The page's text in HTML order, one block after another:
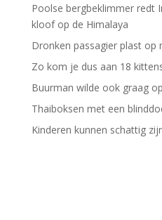
Poolse bergbeklimmer redt
kloof op de Himalaya
Dronken passagier plast op
Zo kom je dus aan 18
Buurman wilde ook graag
Thaiboksen met een
Kinderen kunnen schattig